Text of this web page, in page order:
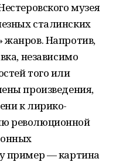
музея
сталинских
жанров. Напротив,
независимо
того или
произведения,
к лирико-
революционной
пример — картина